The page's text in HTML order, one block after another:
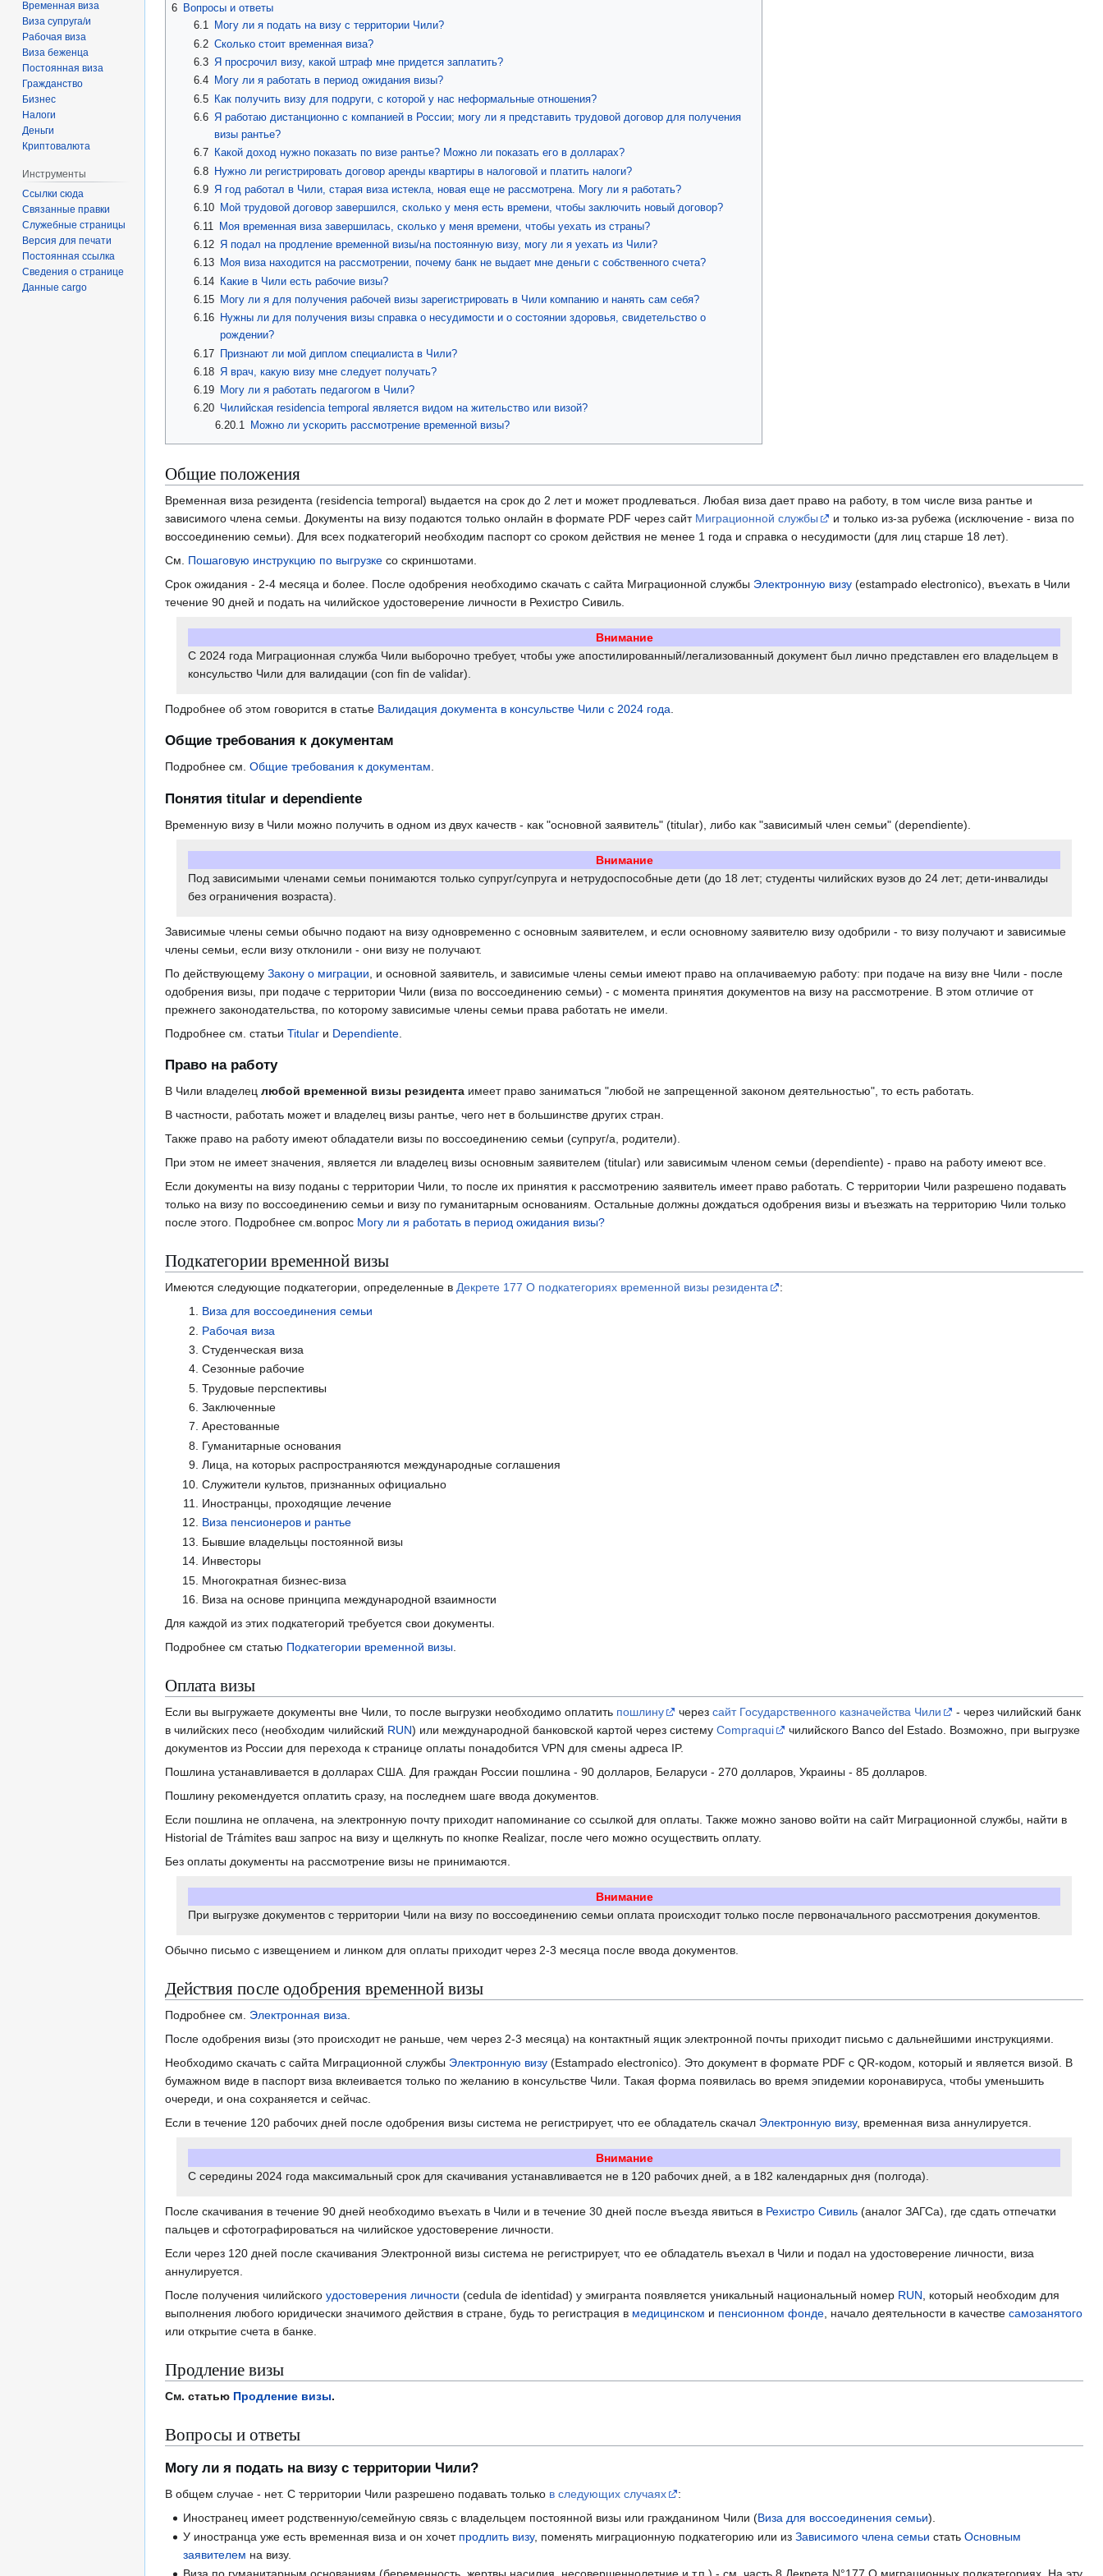
6 Вопросы и ответы
6.1
Могу ли я подать на визу с территории Чили?
6.2 Сколько стоит временная виза?
6.3 Я просрочил визу, какой штраф мне придется заплатить?
6.4
Могу ли я работать в период ожидания визы?
6.5 Как получить визу для подруги, с которой у нас неформальные отношения?
6.6 Я работаю дистанционно с компанией в России; могу ли я представить трудовой договор для получения
визы рантье?
6.7
Какой доход нужно показать по визе рантье? Можно ли показать его в долларах?
6.8 Нужно ли регистрировать договор аренды квартиры в налоговой и платить налоги?
6.9 Я год работал в Чили, старая виза истекла, новая еще не рассмотрена. Могу ли я работать?
6.10
Мой трудовой договор завершился, сколько у меня есть времени, чтобы заключить новый договор?
6.11
Моя временная виза завершилась, сколько у меня времени, чтобы уехать из страны?
6.12 Я подал на продление временной визы/на постоянную визу, могу ли я уехать из Чили?
6.13
Моя виза находится на рассмотрении, почему банк не выдает мне деньги с собственного счета?
6.14 Какие в Чили есть рабочие визы?
6.15
Могу ли я для получения рабочей визы зарегистрировать в Чили компанию и нанять сам себя?
6.16
Нужны ли для получения визы справка о несудимости и о состоянии здоровья, свидетельство о
рождении?
6.17 Признают ли мой диплом специалиста в Чили?
6.18 Я врач, какую визу мне следует получать?
6.19
Могу ли я работать педагогом в Чили?
6.20 Чилийская residencia temporal является видом на жительство или визой?
6.20.1 Можно ли ускорить рассмотрение временной визы?
Общие положения
Временная виза резидента (residencia temporal) выдается на срок до 2 лет и может продлеваться. Любая виза дает право на работу, в том числе виза рантье и
зависимого члена семьи. Документы на визу подаются только онлайн в формате PDF через сайт Миграционной службы
и только из-за рубежа (исключение - виза по
воссоединению семьи). Для всех подкатегорий необходим паспорт со сроком действия не менее 1 года и справка о несудимости (для лиц старше 18 лет).
См. Пошаговую инструкцию по выгрузке со скриншотами.
Срок ожидания - 2-4 месяца и более. После одобрения необходимо скачать с сайта Миграционной службы Электронную визу (estampado electronico), въехать в Чили
течение 90 дней и подать на чилийское удостоверение личности в Рехистро Сивиль.
Внимание
С 2024 года Миграционная служба Чили выборочно требует, чтобы уже апостилированный/легализованный документ был лично представлен его владельцем в
консульство Чили для валидации (con fin de validar).
Подробнее об этом говорится в статье Валидация документа в консульстве Чили с 2024 года
Общие требования к документам
Подробнее см. Общие требования к документам.
Понятия titular и dependiente
Временную визу в Чили можно получить в одном из двух качеств - как "основной заявитель" (titular), либо как "зависимый член семьи" (dependiente).
Внимание
Под зависимыми членами семьи понимаются только супруг/супруга и нетрудоспособные дети (до 18 лет; студенты чилийских вузов до 24 лет; дети-инвалиды
без ограничения возраста).
Зависимые члены семьи обычно подают на визу одновременно с основным заявителем, и если основному заявителю визу одобрили - то визу получают и зависимые
члены семьи, если визу отклонили - они визу не получают.
По действующему Закону о миграции , и основной заявитель, и зависимые члены семьи имеют право на оплачиваемую работу: при подаче на визу вне Чили - после
одобрения визы, при подаче с территории Чили (виза по воссоединению семьи) - с момента принятия документов на визу на рассмотрение. В этом отличие от
прежнего законодательства, по которому зависимые члены семьи права работать не имели.
Подробнее см. статьи Titular и Dependiente
Право на работу
В Чили владелец любой временной визы резидента имеет право заниматься "любой не запрещенной законом деятельностью", то есть работать.
В частности, работать может и владелец визы рантье, чего нет в большинстве других стран.
Также право на работу имеют обладатели визы по воссоединению семьи (супруг/а, родители).
При этом не имеет значения, является ли владелец визы основным заявителем (titular) или зависимым членом семьи (dependiente) - право на работу имеют все.
Если документы на визу поданы с территории Чили, то после их принятия к рассмотрению заявитель имеет право работать. С территории Чили разрешено подавать
только на визу по воссоединению семьи и визу по гуманитарным основаниям. Остальные должны дождаться одобрения визы и въезжать на территорию Чили только
после этого. Подробнее см.вопрос Могу ли я работать в период ожидания визы?
Подкатегории временной визы
Имеются следующие подкатегории, определенные в Декрете 177 О подкатегориях временной визы резидента
:
Виза для воссоединения семьи
Рабочая виза
Студенческая виза
Сезонные рабочие
Трудовые перспективы
Заключенные
Арестованные
Гуманитарные основания
Лица, на которых распространяются международные соглашения
Служители культов, признанных официально
Иностранцы, проходящие лечение
Виза пенсионеров и рантье
Бывшие владельцы постоянной визы
Инвесторы
Многократная бизнес-виза
Виза на основе принципа международной взаимности
Для каждой из этих подкатегорий требуется свои документы.
Подробнее см статью Подкатегории временной визы
Оплата визы
Если вы выгружаете документы вне Чили, то после выгрузки необходимо оплатить пошлину через сайт Государственного казначейства Чили
- через чилийский банк
в чилийских песо (необходим чилийский RUN) или международной банковской картой через систему Compraqui
чилийского Banco del Estado. Возможно, при выгрузке
документов из России для перехода к странице оплаты понадобится VPN для смены адреса IP.
Пошлина устанавливается в долларах США. Для граждан России пошлина - 90 долларов, Беларуси - 270 долларов, Украины - 85 долларов.
Пошлину рекомендуется оплатить сразу, на последнем шаге ввода документов.
Если пошлина не оплачена, на электронную почту приходит напоминание со ссылкой для оплаты. Также можно заново войти на сайт Миграционной службы, найти в
Historial de Trámites ваш запрос на визу и щелкнуть по кнопке Realizar, после чего можно осуществить оплату.
Без оплаты документы на рассмотрение визы не принимаются.
Внимание
При выгрузке документов с территории Чили на визу по воссоединению семьи оплата происходит только после первоначального рассмотрения документов.
Обычно письмо с извещением и линком для оплаты приходит через 2-3 месяца после ввода документов.
Действия после одобрения временной визы
Подробнее см. Электронная виза
После одобрения визы (это происходит не раньше, чем через 2-3 месяца) на контактный ящик электронной почты приходит письмо с дальнейшими инструкциями.
Необходимо скачать с сайта Миграционной службы Электронную визу (Estampado electronico). Это документ в формате PDF c QR-кодом, который и является визой. В
бумажном виде в паспорт виза вклеивается только по желанию в консульстве Чили. Такая форма появилась во время эпидемии коронавируса, чтобы уменьшить
очереди, и она сохраняется и сейчас.
Если в течение 120 рабочих дней после одобрения визы система не регистрирует, что ее обладатель скачал Электронную визу, временная виза аннулируется.
Внимание
С середины 2024 года максимальный срок для скачивания устанавливается не в 120 рабочих дней, а в 182 календарных дня (полгода).
После скачивания в течение 90 дней необходимо въехать в Чили и в течение 30 дней после въезда явиться в Рехистро Сивиль (аналог ЗАГСа), где сдать отпечатки
пальцев и сфотографироваться на чилийское удостоверение личности.
Если через 120 дней после скачивания Электронной визы система не регистрирует, что ее обладатель въехал в Чили и подал на удостоверение личности, виза
аннулируется.
После получения чилийского удостоверения личности (cedula de identidad) у эмигранта появляется уникальный национальный номер RUN , который необходим для
выполнения любого юридически значимого действия в стране, будь то регистрация в медицинском и пенсионном фонде , начало деятельности в качестве самозанятого
или открытие счета в банке.
Продление визы
См. статью Продление визы.
Вопросы и ответы
Могу ли я подать на визу с территории Чили?
В общем случае - нет. С территории Чили разрешено подавать только в следующих случаях
:
Иностранец имеет родственную/семейную связь с владельцем постоянной визы или гражданином Чили (Виза для воссоединения семьи).
У иностранца уже есть временная виза и он хочет продлить визу, поменять миграционную подкатегорию или изЗависимого члена семьи статьОсновным
заявителем на визу.
Временная виза
Виза супруга/и
Рабочая виза
Виза беженца
Постоянная виза
Гражданство
Бизнес
Налоги
Деньги
Криптовалюта
Инструменты
Ссылки сюда
Связанные правки
Служебные страницы
Версия для печати
Постоянная ссылка
Сведения о странице
Данные cargo